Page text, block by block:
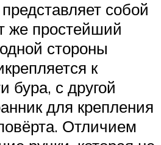
собой
же простейший
стороны
к
бура, с другой
для крепления
Отличием